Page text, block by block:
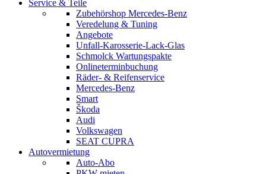
Service & Teile
Zubehörshop Mercedes-Benz
Veredelung & Tuning
Angebote
Unfall-Karosserie-Lack-Glas
Schmolck Wartungspakte
Onlineterminbuchung
Räder- & Reifenservice
Mercedes-Benz
Smart
Škoda
Audi
Volkswagen
SEAT CUPRA
Autovermietung
Auto-Abo